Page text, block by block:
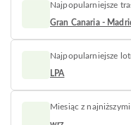
Najpopularniejsze
Gran Canaria -
Najpopularniejsze
LPA
Miesiąc z